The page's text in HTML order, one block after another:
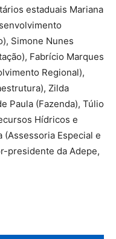
estaduais Mariana
Simone Nunes
Fabrício Marques
Regional),
Zilda
Paula (Fazenda), Túlio
Hídricos e
(Assessoria Especial e
presidente da Adepe,